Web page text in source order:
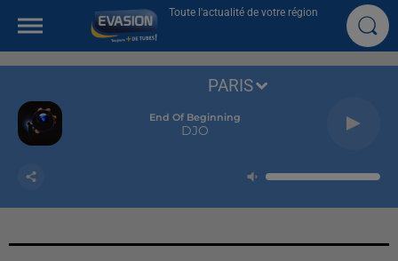
Toute l'actualité de votre région
End Of Beginning
DJO
PARIS